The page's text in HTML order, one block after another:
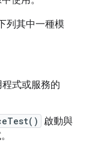
列其中一種模
式或服務的
啟動與